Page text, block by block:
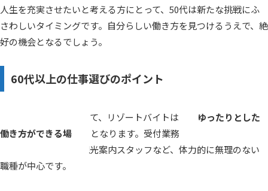
人生を充実させたいと考える方にとって、50代は新たな挑戦にふ
さわしいタイミングです。自分らしい働き方を見つけるうえで、絶
好の機会となるでしょう。
60代以上の仕事選びのポイント
60代以上の方々にとって、リゾートバイトは
ゆったりとした
働き方ができる場
となります。受付業務・清掃補助・売店ス
タッフ・調理補助・観光案内スタッフなど、体力的に無理のない
職種が中心です。